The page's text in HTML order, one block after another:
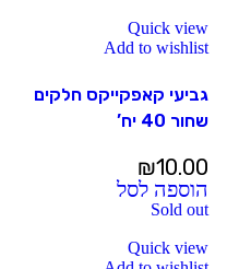
Quick view
Add to wishlist
גביעי קאפקייקס חלקים
שחור 40 יח’
₪10.00
הוספה לסל
Sold out
Quick view